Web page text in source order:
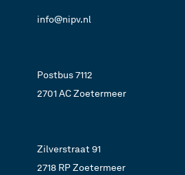
info@nipv.nl
Postbus 7112
2701 AC Zoetermeer
Zilverstraat 91
2718 RP Zoetermeer